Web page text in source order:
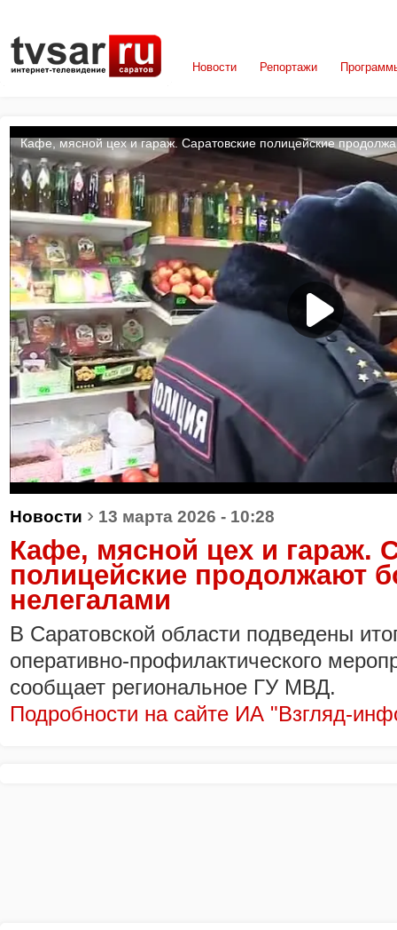
Новости Репортажи
Новости › 13 марта 2026 - 10:28
Кафе, мясной цех и гараж.
полицейские продолжают
нелегалами
В Саратовской области подведены
оперативно-профилактического
сообщает региональное ГУ МВД.
Подробности на сайте ИА "Взгляд-